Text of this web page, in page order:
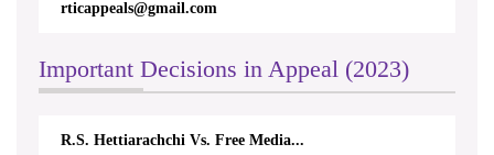
rticappeals@gmail.com
Important Decisions in Appeal (2023)
R.S. Hettiarachchi Vs. Free Media...